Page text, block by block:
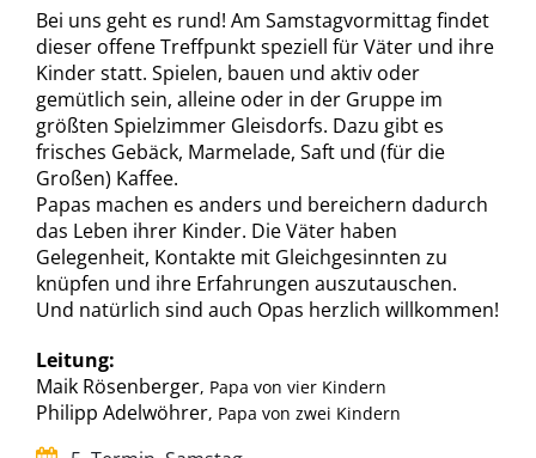
Bei uns geht es rund! Am Samstagvormittag findet
dieser offene Treffpunkt speziell für Väter und ihre
Kinder statt. Spielen, bauen und aktiv oder
gemütlich sein, alleine oder in der Gruppe im
größten Spielzimmer Gleisdorfs. Dazu gibt es
frisches Gebäck, Marmelade, Saft und (für die
Großen) Kaffee.
Papas machen es anders und bereichern dadurch
das Leben ihrer Kinder. Die Väter haben
Gelegenheit, Kontakte mit Gleichgesinnten zu
knüpfen und ihre Erfahrungen auszutauschen.
Und natürlich sind auch Opas herzlich willkommen!
Leitung:
Maik Rösenberger, Papa von vier Kindern
Philipp Adelwöhrer, Papa von zwei Kindern